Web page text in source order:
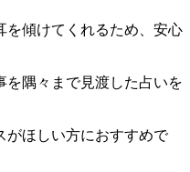
を傾けてくれるため、安心
を隅々まで見渡した占いを
がほしい方におすすめで